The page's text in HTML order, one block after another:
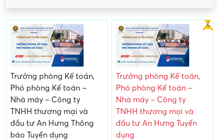
Trưởng phòng Kế toán,
Phó phòng Kế toán –
Nhà máy – Công ty
TNHH thương mại và
đầu tư An Hưng Thông
báo Tuyển dụng
Gấp
Trưởng phòng Kế toán,
Phó phòng Kế toán –
Nhà máy – Công ty
TNHH thương mại và
đầu tư An Hưng Tuyển
dụng